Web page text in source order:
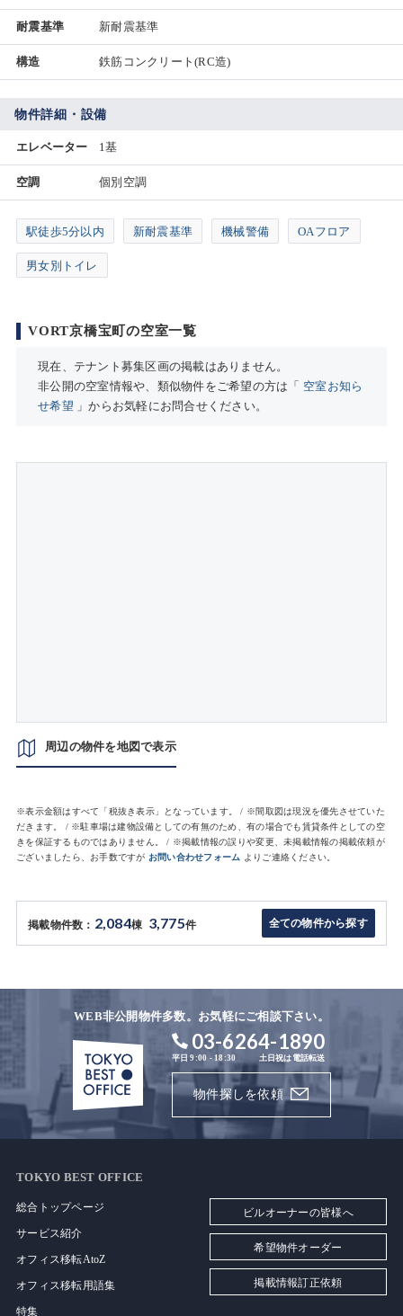
耐震基準 新耐震基準
構造 鉄筋コンクリート(RC造)
物件詳細・設備
エレベーター 1基
空調 個別空調
駅徒歩5分以内 新耐震基準 機械警備 OAフロア
男女別トイレ
VORT京橋宝町の空室一覧
現在、テナント募集区画の掲載はありません。
非公開の空室情報や、類似物件をご希望の方は「 空室お知ら
せ希望 」からお気軽にお問合せください。
周辺の物件を地図で表示
※表示金額はすべて「税抜き表示」となっています。 / ※間取図は現況を優先させていた
だきます。 / ※駐車場は建物設備としての有無のため、有の場合でも賃貸条件としての空
きを保証するものではありません。 / ※掲載情報の誤りや変更、未掲載情報の掲載依頼が
ございましたら、お手数ですが お問い合わせフォーム よりご連絡ください。
掲載物件数： 2,084棟 3,775件 全ての物件から探す
WEB非公開物件多数。お気軽にご相談下さい。
03-6264-1890
平日 9:00 - 18:30 土日祝は電話転送
物件探しを依頼
TOKYO BEST OFFICE
総合トップページ
サービス紹介
オフィス移転AtoZ
オフィス移転用語集
特集
ビルオーナーの皆様へ
希望物件オーダー
掲載情報訂正依頼